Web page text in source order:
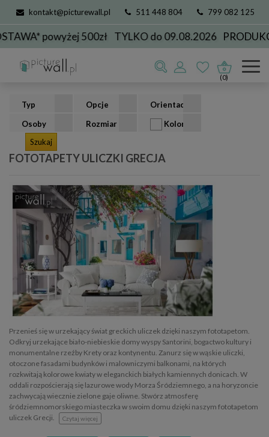
kontakt@picturewall.pl 511 448 804 799 082 125
powyżej 500zł TYLKO do 09.08.2026 PRODUKCJA
(0)
Fototapety uliczki Grecja
Typ Opcje
Orientacja
Osoby
Rozmiar Kolor
FOTOTAPETY ULICZKI GRECJA
Przenieś się w urzekający świat greckich uliczek dzięki naszym fototapetom.
Odkryj urzekające biało-niebieskie domy wyspy Santorini, bogactwo kultury i
monumentalne rzeźby Krety oraz kontynentu. Zanurz się w wąskie uliczki,
otoczone fasadami budynków i malowniczymi balkonami, na których
rozkwitają kolorowe kwiaty w eleganckich białych kamiennych donicach. W
oddali rozpościerają się lazurowe wody Morza Śródziemnego, a na horyzoncie
zachwycają wiecznie zielone gaje oliwne. Stwórz atmosferę
śródziemnomorskiego miasteczka w swoim domu dzięki naszym fototapetom
uliczek Grecji.
Czytaj więcej